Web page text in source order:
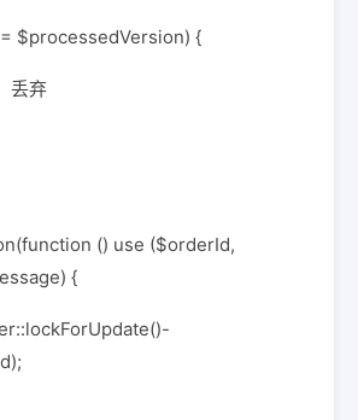
$processedVersion) {
丢弃
() use ($orderId,
{